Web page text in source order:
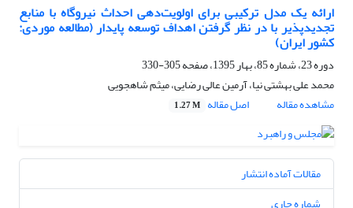
ارائه یک مدل ترکیبی برای اولویت‌دهی احداث نیروگاه با منابع
تجدید‌پذیر با در نظر گرفتن اهداف توسعه پایدار (مطالعه موردی:
کشور ایران)
دوره 23، شماره 85، بهار 1395، صفحه
305-330
محمد علی بهشتی نیا، آرمین عالی رضایی، میثم شاهجویی
مشاهده مقاله
اصل مقاله 1.27 M
مقالات آماده انتشار
شماره جاری